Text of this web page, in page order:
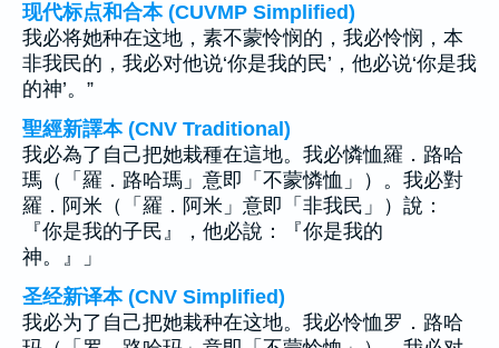
现代标点和合本 (CUVMP Simplified)
我必将她种在这地，素不蒙怜悯的，我必怜悯，本
非我民的，我必对他说‘你是我的民’，他必说‘你是我
的神’。”
聖經新譯本 (CNV Traditional)
我必為了自己把她栽種在這地。我必憐恤羅．路哈
瑪（「羅．路哈瑪」意即「不蒙憐恤」）。我必對
羅．阿米（「羅．阿米」意即「非我民」）說：
『你是我的子民』，他必說：『你是我的
神。』」
圣经新译本 (CNV Simplified)
我必为了自己把她栽种在这地。我必怜恤罗．路哈